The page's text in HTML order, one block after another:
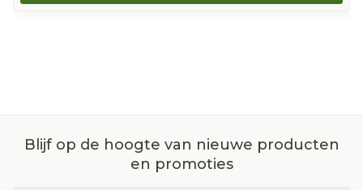
Blijf op de hoogte van nieuwe producten
en promoties